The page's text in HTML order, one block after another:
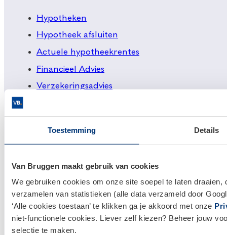
Toestemming Details
Van Bruggen maakt gebruik van cookies
We gebruiken cookies om onze site soepel te laten
verzamelen van statistieken (alle data verzameld door
‘Alle cookies toestaan’ te klikken ga je akkoord met onze
niet-functionele cookies. Liever zelf kiezen? Beheer jouw
selectie te maken.
Hypotheken
Hypotheek afsluiten
Actuele hypotheekrentes
Financieel Advies
Verzekeringsadvies
Huis verkopen
Klantenservice en contact
Bezoek eenvestigingbij jou in de buurt, of neem
contact met ons op.
0800 1600